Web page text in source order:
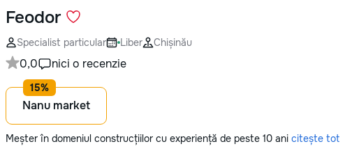
Feodor
Specialist particular Liber Chișinău
0,0 nici o recenzie
Nanu market
Meșter în domeniul construcțiilor cu experiență de peste 10 ani citește tot